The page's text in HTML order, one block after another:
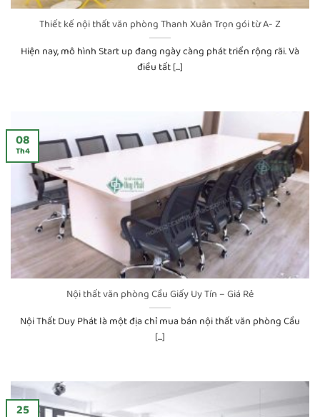
Thiết kế nội thất văn phòng Thanh Xuân Trọn gói từ A- Z
Hiện nay, mô hình Start up đang ngày càng phát triển rộng rãi. Và
điều tất [...]
Nội thất văn phòng Cầu Giấy Uy Tín – Giá Rẻ
Nội Thất Duy Phát là một địa chỉ mua bán nội thất văn phòng Cầu
[...]
08
Th4
25